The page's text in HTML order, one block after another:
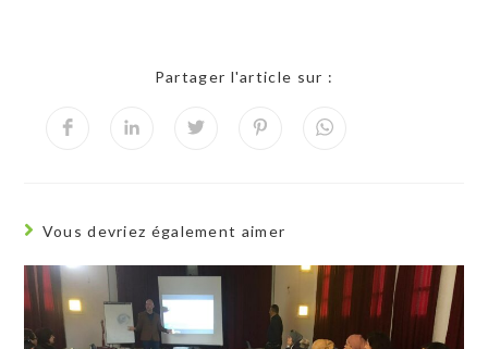
Partager l'article sur :
Vous devriez également aimer